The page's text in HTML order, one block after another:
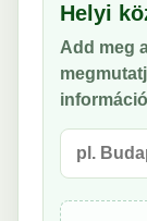
Helyi
Add meg